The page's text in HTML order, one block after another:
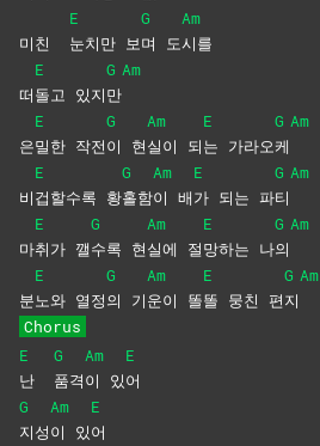
미친
E
눈치만 보
G
며 도
Am
시를
떠
E
돌고 있지
G
만
Am
은
E
밀한 작전
G
이 현
Am
실이 되
E
는 가라오
G
케
Am
비
E
겁할수록 황
G
홀함
Am
이 배
E
가 되는 파
G
티
Am
마
E
취가 깰
G
수록 현
Am
실에 절
E
망하는 나
G
의
Am
분
E
노와 열정
G
의 기
Am
운이 똘
E
똘 뭉친 편
G
지
Am
Chorus
E
난
G
품격
Am
이 있
E
어
G
지성
Am
이 있
E
어